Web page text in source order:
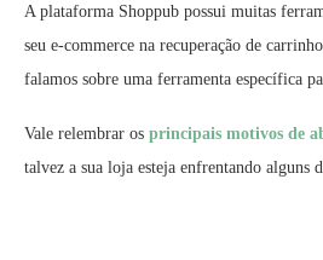
A plataforma Shoppub possui muitas
seu e-commerce na recuperação de
falamos sobre uma ferramenta específica
Vale relembrar os principais motivos de
talvez a sua loja esteja enfrentando alguns